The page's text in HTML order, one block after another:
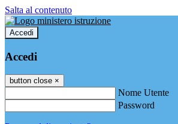
Salta al contenuto
Accedi
Accedi
button close ×
Nome Utente
Password